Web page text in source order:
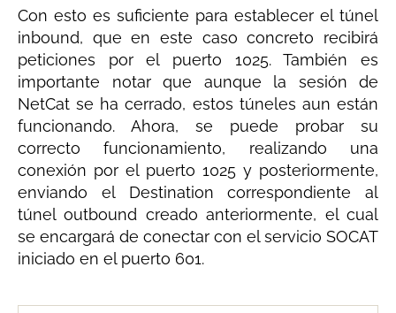
Con esto es suficiente para establecer el túnel
inbound, que en este caso concreto recibirá
peticiones por el puerto 1025. También es
importante notar que aunque la sesión de
NetCat se ha cerrado, estos túneles aun están
funcionando. Ahora, se puede probar su
correcto funcionamiento, realizando una
conexión por el puerto 1025 y posteriormente,
enviando el Destination correspondiente al
túnel outbound creado anteriormente, el cual
se encargará de conectar con el servicio SOCAT
iniciado en el puerto 601.